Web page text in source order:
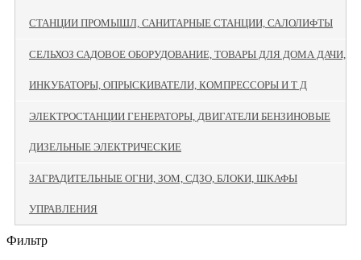
СТАНЦИИ ПРОМЫШЛ, САНИТАРНЫЕ СТАНЦИИ, САЛОЛИФТЫ
СЕЛЬХОЗ САДОВОЕ ОБОРУДОВАНИЕ, ТОВАРЫ ДЛЯ ДОМА ДАЧИ,
ИНКУБАТОРЫ, ОПРЫСКИВАТЕЛИ, КОМПРЕССОРЫ И Т Д
ЭЛЕКТРОСТАНЦИИ ГЕНЕРАТОРЫ, ДВИГАТЕЛИ БЕНЗИНОВЫЕ
ДИЗЕЛЬНЫЕ ЭЛЕКТРИЧЕСКИЕ
ЗАГРАДИТЕЛЬНЫЕ ОГНИ, ЗОМ, СДЗО, БЛОКИ, ШКАФЫ
УПРАВЛЕНИЯ
Фильтр